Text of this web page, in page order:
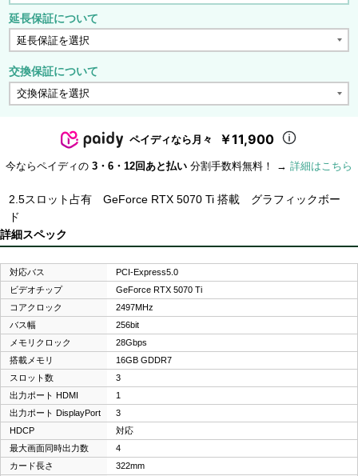
延長保証について
交換保証について
ペイディなら月々 ￥11,900
今ならペイディの 3・6・12回あと払い 分割手数料無料！ → 詳細はこちら
2.5スロット占有 GeForce RTX 5070 Ti 搭載 グラフィックボー
ド
詳細スペック
対応バス
PCI-Express5.0
ビデオチップ
GeForce RTX 5070 Ti
コアクロック
2497MHz
バス幅
256bit
メモリクロック
28Gbps
搭載メモリ
16GB GDDR7
スロット数
3
出力ポート HDMI
1
出力ポート DisplayPort
3
HDCP
対応
最大画面同時出力数
4
カード長さ
322mm